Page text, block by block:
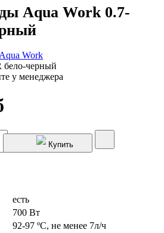
Aqua Work 0.7-
Aqua Work
бело-черный
у менеджера
Купить
есть
700 Вт
92-97 ºС, не менее 7л/ч